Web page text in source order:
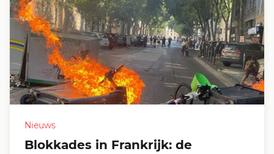
Nieuws
Blokkades in Frankrijk: de